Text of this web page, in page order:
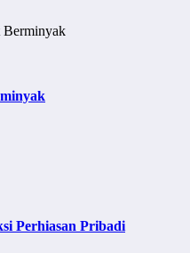
Perhiasan Pribadi